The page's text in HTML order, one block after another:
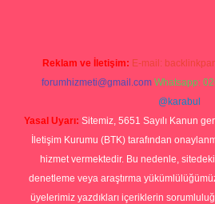
Reklam ve İletişim: E-mail:
forumhizmeti@gmail.com Whatsapp:
@karabul
Yasal Uyarı: Sitemiz, 5651 Sayılı Kanun
İletişim Kurumu (BTK) tarafından
hizmet vermektedir. Bu nedenle,
denetleme veya araştırma
üyelerimiz yazdıkları içeriklerin